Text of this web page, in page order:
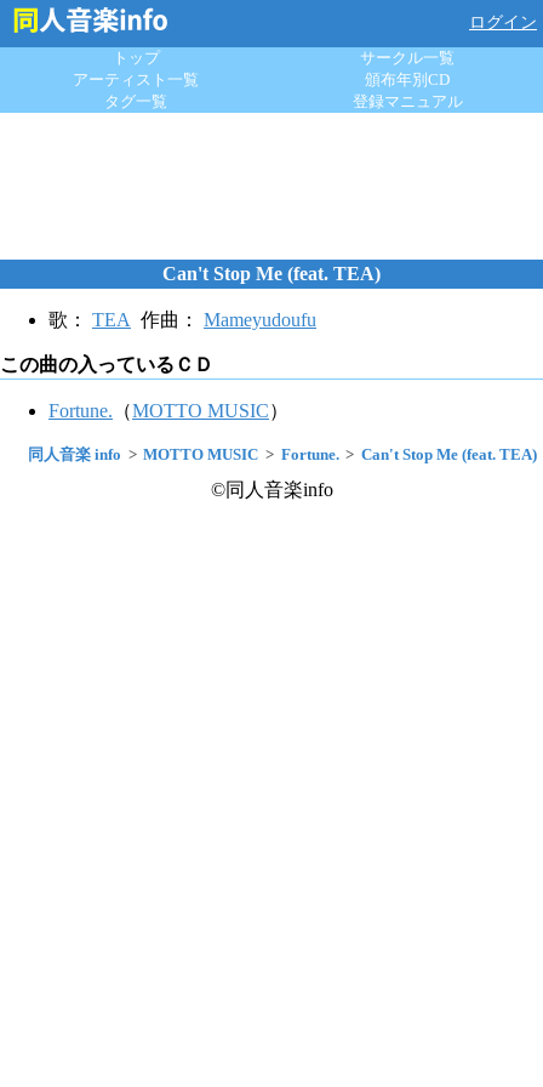
ログイン
トップ
サークル一覧
アーティスト一覧
頒布年別CD
タグ一覧
登録マニュアル
Can't Stop Me (feat. TEA)
歌： TEA 作曲： Mameyudoufu
この曲の入っているＣＤ
Fortune. （MOTTO MUSIC）
同人音楽 info MOTTO MUSIC Fortune. Can't Stop Me (feat. TEA)
©同人音楽info